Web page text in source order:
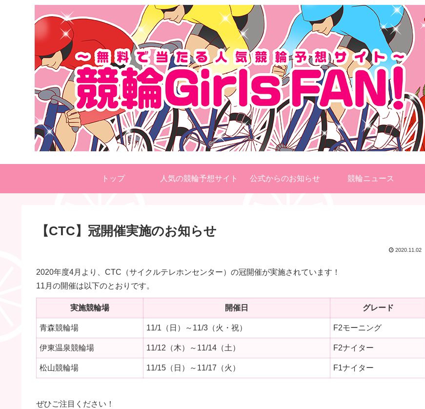
トップ 人気の競輪予想サイト 公式からのお知らせ 競輪ニュース
【CTC】冠開催実施のお知らせ
2020.11.02
2020年度4月より、CTC（サイクルテレホンセンター）の冠開催が実施されています！
11月の開催は以下のとおりです。
実施競輪場 開催日 グレード
青森競輪場 11/1（日）～11/3（火・祝） F2モーニング
伊東温泉競輪場 11/12（木）～11/14（土） F2ナイター
松山競輪場 11/15（日）～11/17（火） F1ナイター
ぜひご注目ください！